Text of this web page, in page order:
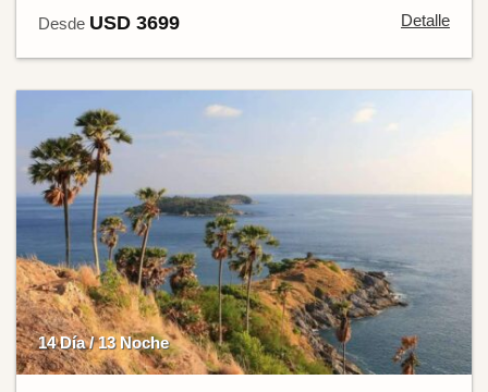
Desde USD 3699 Detalle
14 Día / 13 Noche